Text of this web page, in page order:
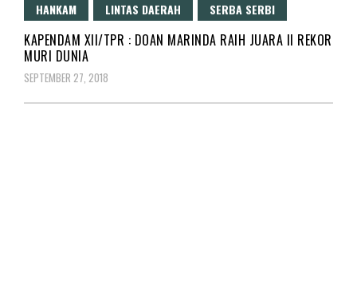
HANKAM LINTAS DAERAH SERBA SERBI
KAPENDAM XII/TPR : DOAN MARINDA RAIH JUARA II REKOR
MURI DUNIA
SEPTEMBER 27, 2018